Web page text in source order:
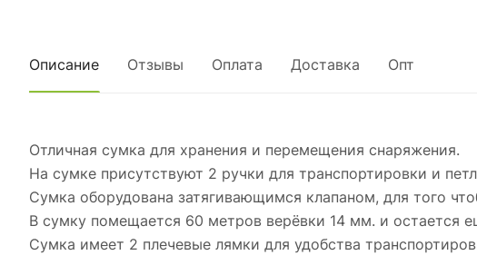
Описание Отзывы Оплата Доставка Опт
Отличная сумка для хранения и перемещения снаряжения.
На сумке присутствуют 2 ручки для транспортировки и
Сумка оборудована затягивающимся клапаном, для того
В сумку помещается 60 метров верёвки 14 мм. и остается
Сумка имеет 2 плечевые лямки для удобства